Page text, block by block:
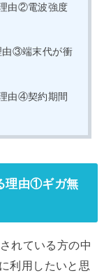
由②電波強度
由③端末代が衝
由④契約期間
理由①ギガ無
れている方の中
利用したいと思